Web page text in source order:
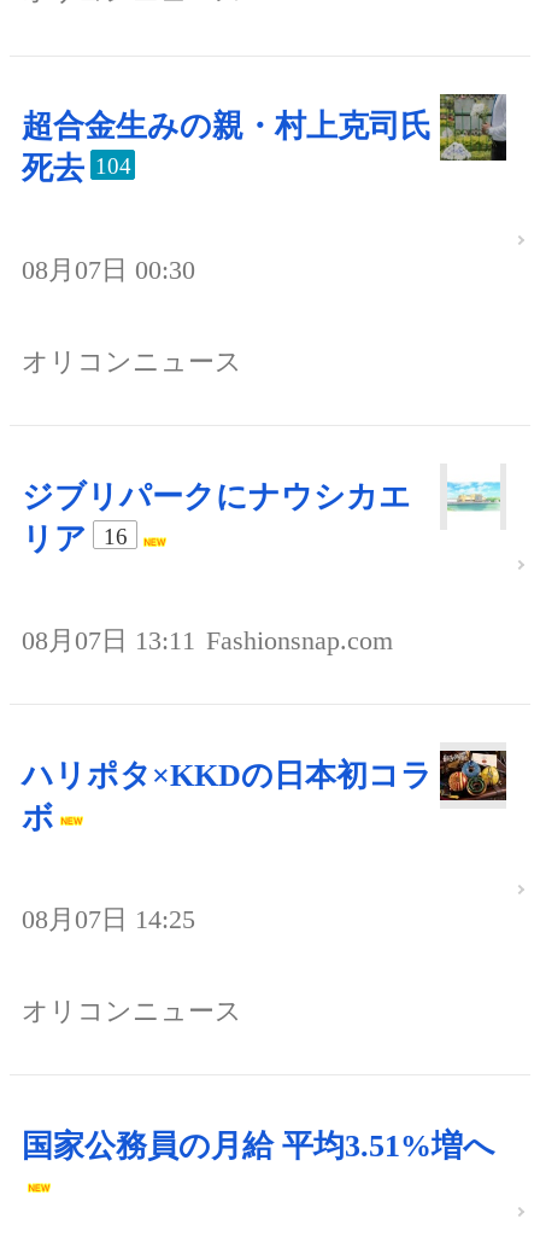
超合金生みの親・村上克司氏
死去 104
08月07日 00:30
オリコンニュース
ジブリパークにナウシカエ
リア
16
08月07日 13:11 Fashionsnap.com
ハリポタ×KKDの日本初コラ
ボ
08月07日 14:25
オリコンニュース
国家公務員の月給 平均3.51%増へ